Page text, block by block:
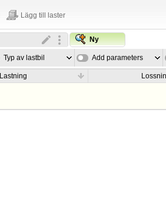
Lägg till laster
Ny
Typ av lastbil Add parameters
Lastning